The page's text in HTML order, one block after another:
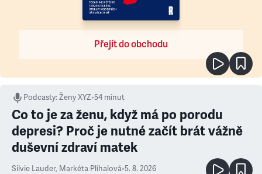
Přejít do obchodu
Podcasty:Ženy XYZ•54 minut
Co to je za ženu, když má po porodu
depresi? Proč je nutné začít brát vážně
duševní zdraví matek
Silvie Lauder, Markéta Plíhalová•5. 8. 2026